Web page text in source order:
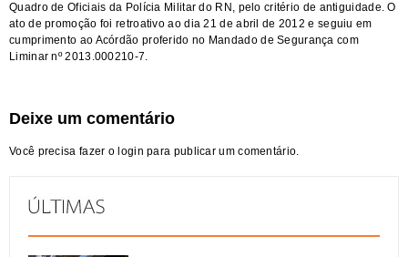
Quadro de Oficiais da Polícia Militar do RN, pelo critério de antiguidade. O
ato de promoção foi retroativo ao dia 21 de abril de 2012 e seguiu em
cumprimento ao Acórdão proferido no Mandado de Segurança com
Liminar nº 2013.000210-7.
Deixe um comentário
Você precisa fazer o login para publicar um comentário.